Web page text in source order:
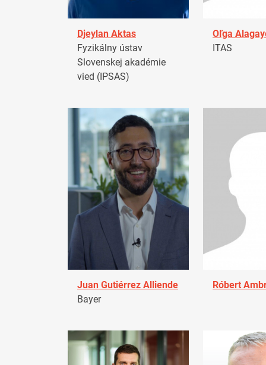
Djeylan Aktas
Fyzikálny ústav
Slovenskej akadémie
vied (IPSAS)
Oľga
ITAS
Juan Gutiérrez Alliende
Bayer
Róbert